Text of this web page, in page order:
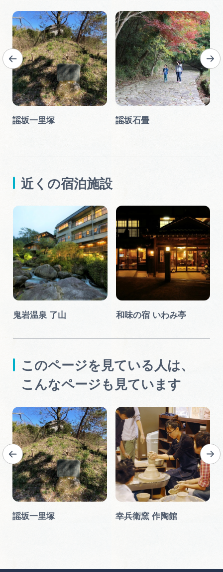
謡坂一里塚 謡坂石畳
近くの宿泊施設
鬼岩温泉 了山 和味の宿 いわみ亭
このページを見ている人は、
こんなページも見ています
謡坂一里塚 幸兵衛窯 作陶館